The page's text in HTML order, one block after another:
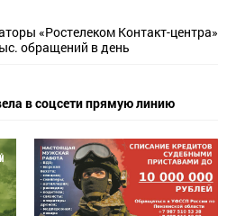
«Ростелеком Контакт-центра»
обращений в день
в соцсети прямую линию